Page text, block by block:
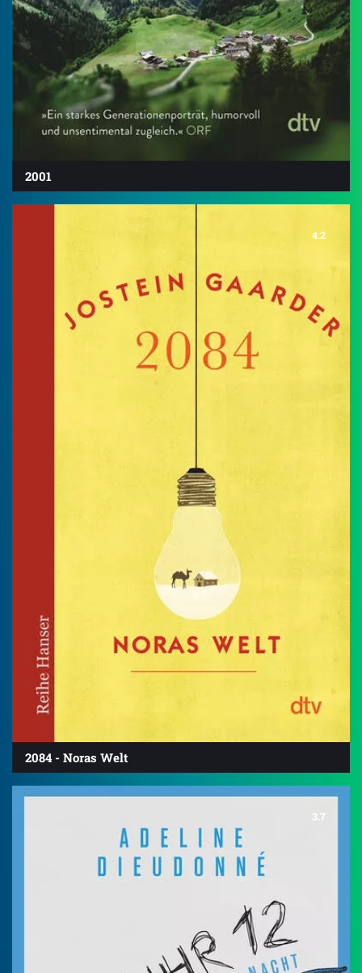
2001
4.2
2084 - Noras Welt
3.7